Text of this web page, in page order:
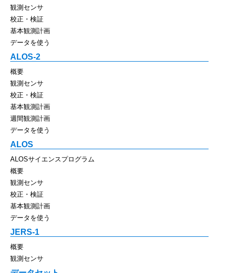
観測センサ
校正・検証
基本観測計画
データを使う
ALOS-2
概要
観測センサ
校正・検証
基本観測計画
週間観測計画
データを使う
ALOS
ALOSサイエンスプログラム
概要
観測センサ
校正・検証
基本観測計画
データを使う
JERS-1
概要
観測センサ